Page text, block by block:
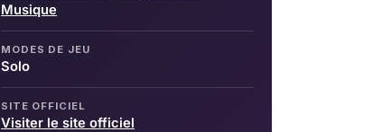
Musique
MODES DE JEU
Solo
SITE OFFICIEL
Visiter le site officiel